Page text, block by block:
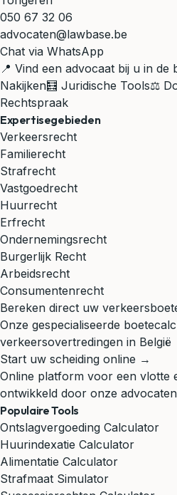
050 67 32 06
advocaten@lawbase.be
Chat via WhatsApp
📍 Vind een advocaat bij u in de
Nakijken🧮 Juridische Tools⚖️
Rechtspraak
Expertisegebieden
Verkeersrecht
Familierecht
Strafrecht
Vastgoedrecht
Huurrecht
Erfrecht
Ondernemingsrecht
Burgerlijk Recht
Arbeidsrecht
Consumentenrecht
Bereken direct uw
Onze gespecialiseerde
verkeersovertredingen in België
Start uw scheiding online →
Online platform voor een vlotte
ontwikkeld door onze advocaten
Populaire Tools
Ontslagvergoeding Calculator
Huurindexatie Calculator
Alimentatie Calculator
Strafmaat Simulator